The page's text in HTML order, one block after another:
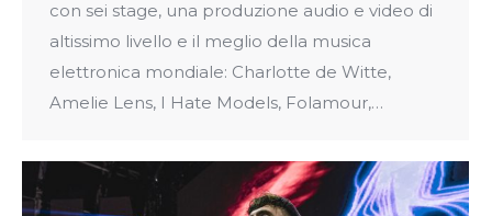
con sei stage, una produzione audio e video di
altissimo livello e il meglio della musica
elettronica mondiale: Charlotte de Witte,
Amelie Lens, I Hate Models, Folamour,…